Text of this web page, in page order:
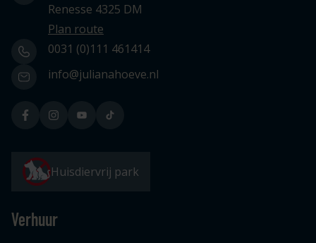
Renesse 4325 DM
Plan route
0031 (0)111 461414
info@julianahoeve.nl
Huisdiervrij park
Verhuur